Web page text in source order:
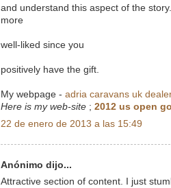
and understand this aspect of the
more
well-liked since you
positively have the gift.
My webpage - adria caravans uk
Here is my web-site ; 2012 us open
22 de enero de 2013 a las 15:49
Anónimo dijo...
Attractive section of content. I just